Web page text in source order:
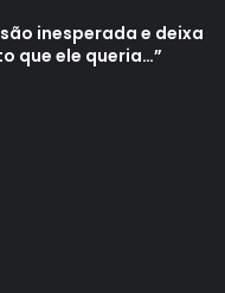
inesperada e deixa
que ele queria…”